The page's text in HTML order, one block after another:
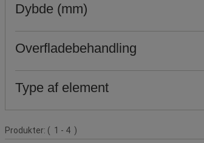
Dybde (mm)
Overfladebehandling
Type af element
Produktliste
Produkter: ( 1 - 4 )